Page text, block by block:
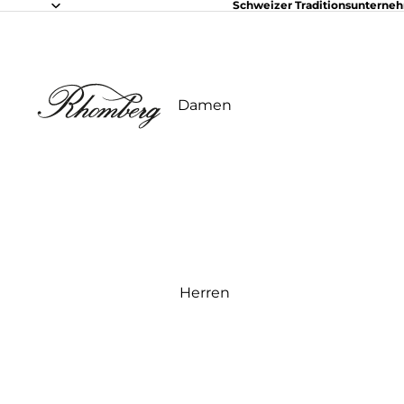
Schweizer
Damen
Herren